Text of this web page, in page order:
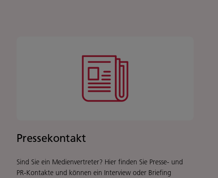
Pressekontakt
Sind Sie ein Medienvertreter? Hier finden Sie Presse- und
PR-Kontakte und können ein Interview oder Briefing